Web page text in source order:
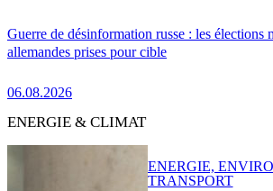
Guerre de désinformation russe : les élections
allemandes prises pour cible
06.08.2026
ENERGIE & CLIMAT
ENERGIE,
TRANSPORT